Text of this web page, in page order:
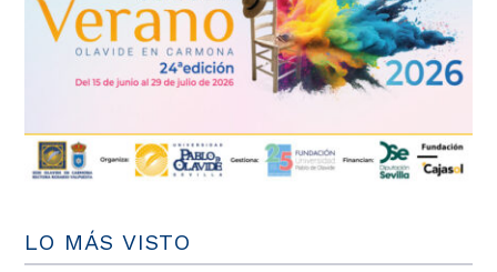
LO MÁS VISTO